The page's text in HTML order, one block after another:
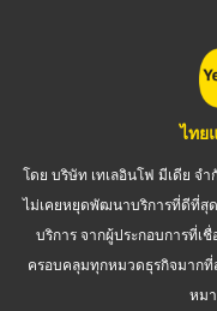
ไทย
โดย บริษัท เทเลอินโฟ มีเดีย จ
ไม่เคยหยุดพัฒนาบริการที่ดีที่สุ
บริการ จากผู้ประกอบการที่เ
ครอบคลุมทุกหมวดธุรกิจมากที่
หม